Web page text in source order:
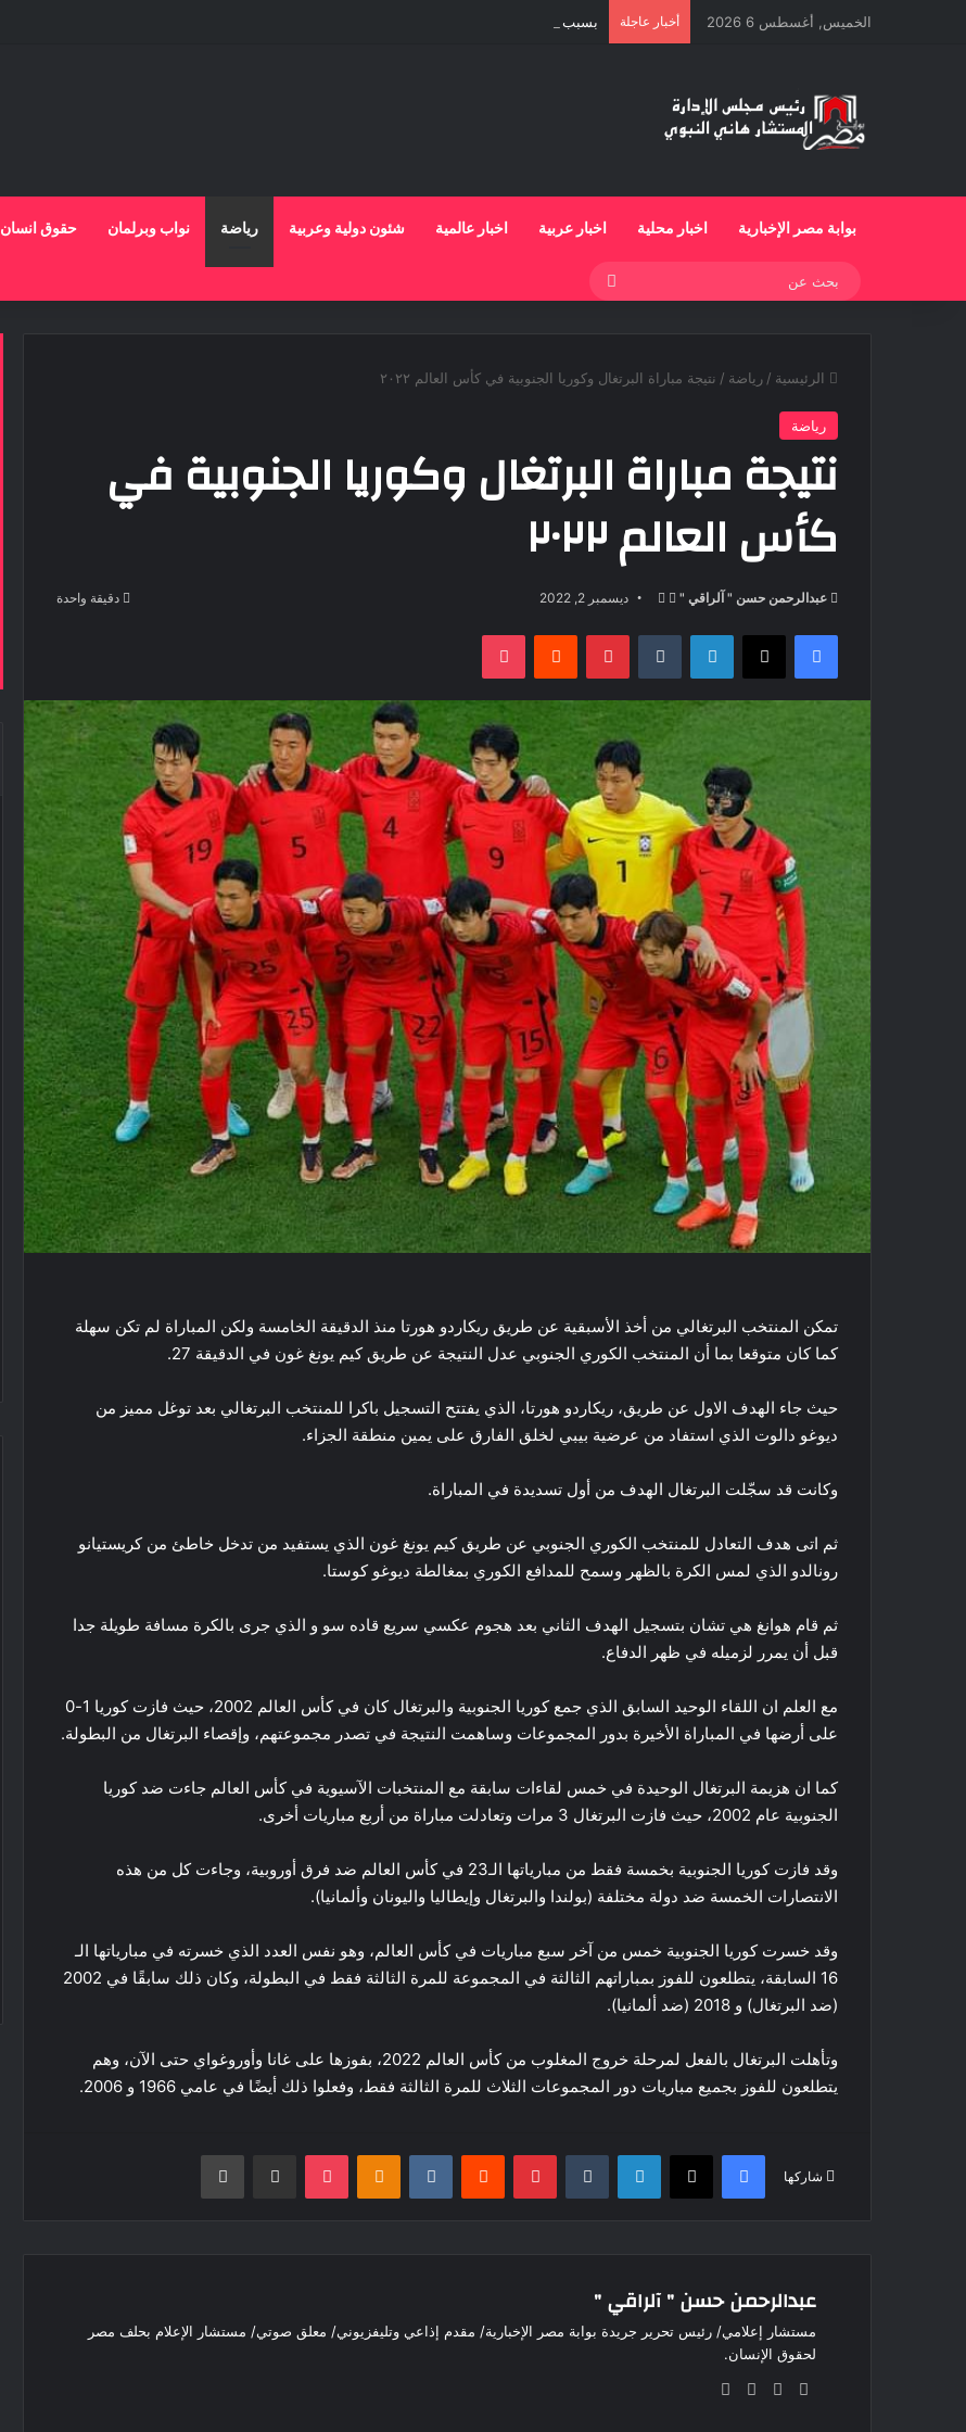
الخميس, أغسطس 6 2026 أخبار عاجلة بسبب الخلافات الأسرية ضبط شاب لاتهامه بقتل والده وإصابة والدته وشقيقه في الإسكندرية
بوابة مصر الإخبارية اخبار محلية اخبار عربية اخبار عالمية شئون دولية وعربية رياضة نواب وبرلمان حقوق انسان
الرئيسية / رياضة / نتيجة مباراة البرتغال وكوريا الجنوبية في كأس العالم ٢٠٢٢
رياضة
نتيجة مباراة البرتغال وكوريا الجنوبية في
كأس العالم ٢٠٢٢
عبدالرحمن حسن " آلراقي "
تابع
X
أرسل
إلكترونيا
ديسمبر 2, 2022 دقيقة واحدة
فيسبوك ‫X لينكدإن بينتيريست ‫Pocket
تمكن المنتخب البرتغالي من أخذ الأسبقية عن طريق ريكاردو هورتا منذ الدقيقة الخامسة ولكن المباراة لم تكن سهلة
كما كان متوقعا بما أن المنتخب الكوري الجنوبي عدل النتيجة عن طريق كيم يونغ غون في الدقيقة 27.
حيث جاء الهدف الاول عن طريق، ريكاردو هورتا، الذي يفتتح التسجيل باكرا للمنتخب البرتغالي بعد توغل مميز من
ديوغو دالوت الذي استفاد من عرضية بيبي لخلق الفارق على يمين منطقة الجزاء.
وكانت قد سجّلت البرتغال الهدف من أول تسديدة في المباراة.
ثم اتى هدف التعادل للمنتخب الكوري الجنوبي عن طريق كيم يونغ غون الذي يستفيد من تدخل خاطئ من كريستيانو
رونالدو الذي لمس الكرة بالظهر وسمح للمدافع الكوري بمغالطة ديوغو كوستا.
ثم قام هوانغ هي تشان بتسجيل الهدف الثاني بعد هجوم عكسي سريع قاده سو و الذي جرى بالكرة مسافة طويلة جدا
قبل أن يمرر لزميله في ظهر الدفاع.
مع العلم ان اللقاء الوحيد السابق الذي جمع كوريا الجنوبية والبرتغال كان في كأس العالم 2002، حيث فازت كوريا 1-0
على أرضها في المباراة الأخيرة بدور المجموعات وساهمت النتيجة في تصدر مجموعتهم، وإقصاء البرتغال من البطولة.
كما ان هزيمة البرتغال الوحيدة في خمس لقاءات سابقة مع المنتخبات الآسيوية في كأس العالم جاءت ضد كوريا
الجنوبية عام 2002، حيث فازت البرتغال 3 مرات وتعادلت مباراة من أربع مباريات أخرى.
وقد فازت كوريا الجنوبية بخمسة فقط من مبارياتها الـ23 في كأس العالم ضد فرق أوروبية، وجاءت كل من هذه
الانتصارات الخمسة ضد دولة مختلفة (بولندا والبرتغال وإيطاليا واليونان وألمانيا).
وقد خسرت كوريا الجنوبية خمس من آخر سبع مباريات في كأس العالم، وهو نفس العدد الذي خسرته في مبارياتها الـ
16 السابقة، يتطلعون للفوز بمباراتهم الثالثة في المجموعة للمرة الثالثة فقط في البطولة، وكان ذلك سابقًا في 2002
(ضد البرتغال) و 2018 (ضد ألمانيا).
وتأهلت البرتغال بالفعل لمرحلة خروج المغلوب من كأس العالم 2022، بفوزها على غانا وأوروغواي حتى الآن، وهم
يتطلعون للفوز بجميع مباريات دور المجموعات الثلاث للمرة الثالثة فقط، وفعلوا ذلك أيضًا في عامي 1966 و 2006.
شاركها
فيسبوك ‫X لينكدإن بينتيريست Odnoklassniki
‫Pocket مشاركة عبر البريد طباعة
عبدالرحمن حسن " آلراقي "
مستشار إعلامي/ رئيس تحرير جريدة بوابة مصر الإخبارية/ مقدم إذاعي وتليفزيوني/ معلق صوتي/ مستشار الإعلام بحلف مصر
لحقوق الإنسان.
موقع
فيسبوك
‫X
استقبال تاريخي لمحمد صلاح في تركيا،
جماهير طرابزون سبور تهتف باسم “الملك